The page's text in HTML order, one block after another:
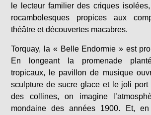
le lecteur familier des criques
rocambolesques propices aux
théâtre et découvertes macabres.
Torquay, la « Belle Endormie » est
En longeant la promenade
tropicaux, le pavillon de musique
sculpture de sucre glace et le joli
des collines, on imagine
mondaine des années 1900. Et, en